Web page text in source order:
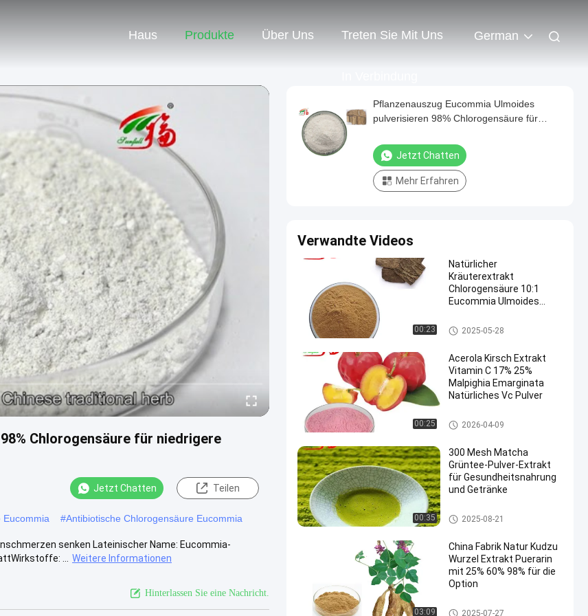
Haus Produkte Über Uns Treten Sie Mit Uns German
Chlorogensäure für niedrigere
Jetzt Chatten Teilen
Eucommia #Antibiotische Chlorogensäure Eucommia
senken Lateinischer Name: Eucommia-
...
Weitere Informationen
Hinterlassen Sie eine Nachricht.
Pflanzenauszug Eucommia Ulmoides
pulverisieren 98% Chlorogensäure für
Jetzt Chatten
Mehr Erfahren
Verwandte Videos
00:23
Natürlicher
Kräuterextrakt
Chlorogensäure 10:1
Eucommia Ulmoides
Auszug Eucommia Ulmoides
2025-05-28
00:25
Acerola Kirsch Extrakt
Vitamin C 17% 25%
Malpighia Emarginata
Natürliches Vc Pulver
Gemüsefrucht-Pulver
2026-04-09
00:35
300 Mesh Matcha
Grüntee-Pulver-Extrakt
für Gesundheitsnahrung
und Getränke
Grüner Tee-Auszug-Pulver
2025-08-21
03:09
China Fabrik Natur Kudzu
Wurzel Extrakt Puerarin
mit 25% 60% 98% für die
Option
Aktiver pharmazeutischer Bes
2025-07-27